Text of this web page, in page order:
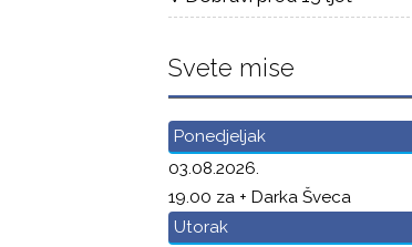
Svete mise
Ponedjeljak
03.08.2026.
19.00 za + Darka Šveca
Utorak